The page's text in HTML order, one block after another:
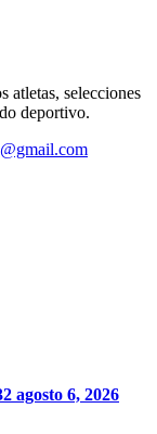
atletas, selecciones
deportivo.
agosto 6, 2026